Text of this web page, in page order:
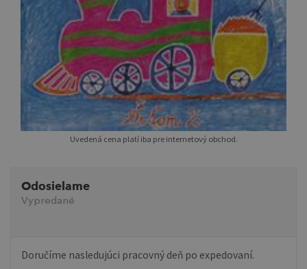
Uvedená cena platí iba pre internetový obchod.
Odosielame
Vypredané
Doručíme nasledujúci pracovný deň po expedovaní.